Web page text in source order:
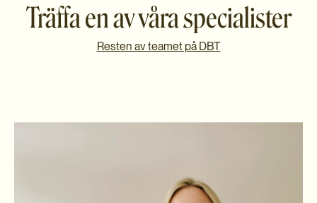
Träffa en av våra specialister
Resten av teamet på DBT